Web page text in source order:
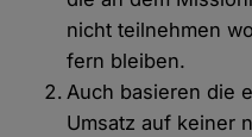
nicht teilnehmen
fern bleiben.
Auch basieren die
Umsatz auf keiner